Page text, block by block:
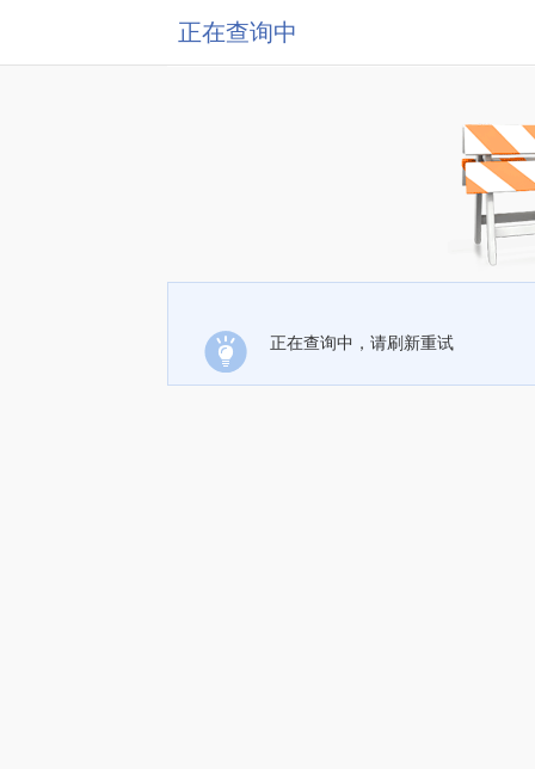
正在查询中
正在查询中，请刷新重试